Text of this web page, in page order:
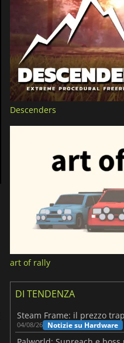
Descenders
art of rally
DI TENDENZA
04/08/26 Notizie su Hardware